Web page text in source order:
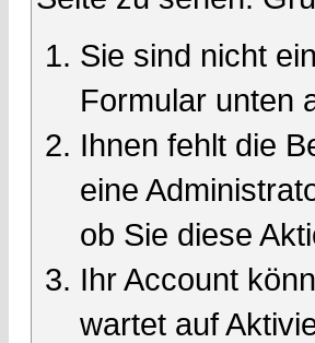
Sie sind nicht
Formular unten
Ihnen fehlt die
eine
ob Sie diese
Ihr Account
wartet auf